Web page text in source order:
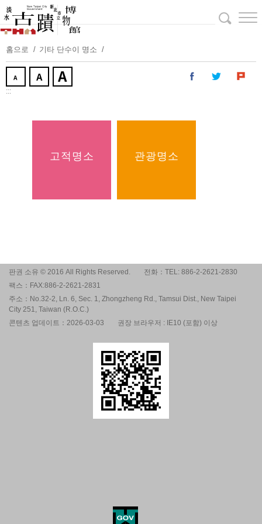
주
요
내
용
보
홈으로 기타 단수이 명소
:::
고적명소 관광명소
판권 소유 © 2016 All Rights Reserved.
전화：TEL: 886-2-2621-2830
팩스：FAX:886-2-2621-2831
주소：No.32-2, Ln. 6, Sec. 1, Zhongzheng Rd., Tamsui Dist., New Taipei
City 251, Taiwan (R.O.C.)
콘텐츠 업데이트：2026-03-03
권장 브라우저 : IE10 (포함) 이상